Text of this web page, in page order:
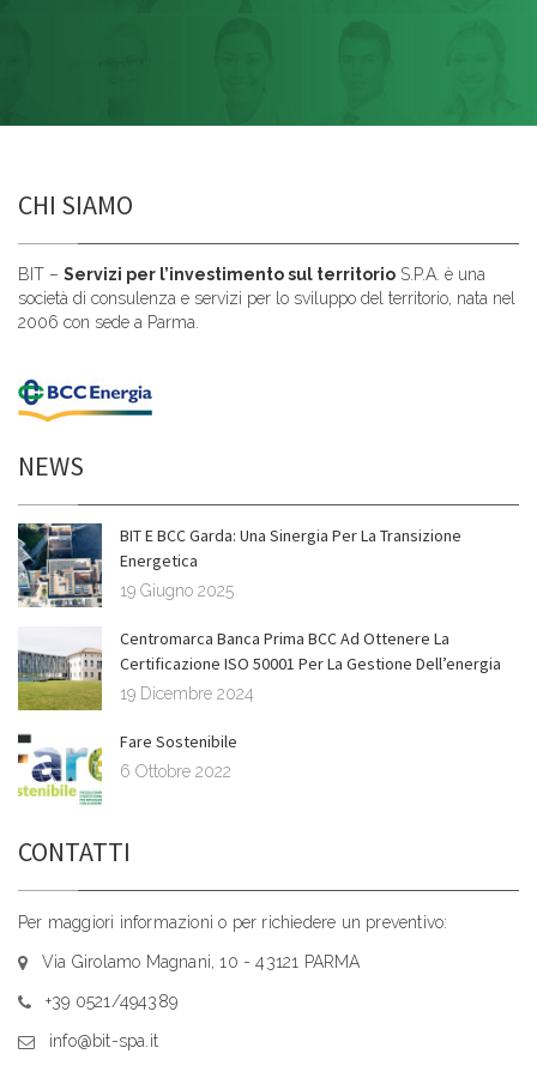
CHI SIAMO
BIT – Servizi per l’investimento sul territorio S.P.A. è una
società di consulenza e servizi per lo sviluppo del territorio, nata nel
2006 con sede a Parma.
NEWS
BIT E BCC Garda: Una Sinergia Per La Transizione
Energetica
19 Giugno 2025
Centromarca Banca Prima BCC Ad Ottenere La
Certificazione ISO 50001 Per La Gestione Dell’energia
19 Dicembre 2024
Fare Sostenibile
6 Ottobre 2022
CONTATTI
Per maggiori informazioni o per richiedere un preventivo:
Via Girolamo Magnani, 10 - 43121 PARMA
+39 0521/494389
info@bit-spa.it